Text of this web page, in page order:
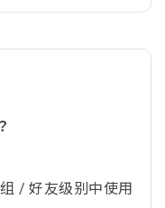
/ 好友级别中使用